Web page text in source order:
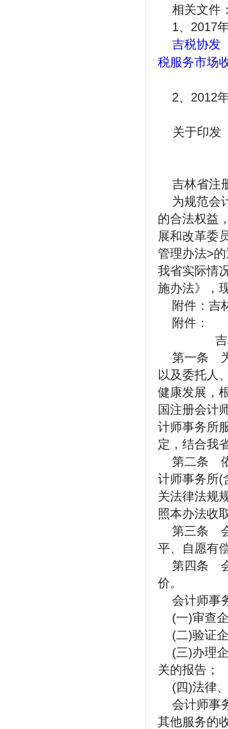
相关文件
1、2017
吉税协发
税服务市场
2、2012
关于印发
吉林省注
为规范会
的合法权益
展和改革委
管理办法>
我省实际情
施办法》，
附件：吉
附件：
第一条
以及委托人
健康发展，
国注册会计
计师事务所
定，结合我
第二条
计师事务所(
关法律法规
照本办法收
第三条
平、自愿有
第四条
价。
会计师事
(一)审查
(二)验证
(三)办理
关的报告；
(四)法律
会计师事
其他服务的